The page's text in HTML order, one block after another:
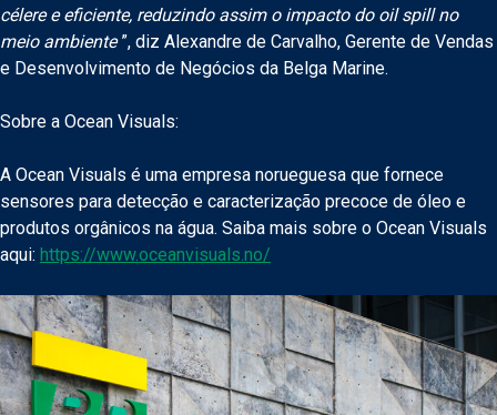
célere e eficiente, reduzindo assim o impacto do oil spill no
meio ambiente”, diz Alexandre de Carvalho, Gerente de Vendas
e Desenvolvimento de Negócios da Belga Marine.
Sobre a Ocean Visuals:
A Ocean Visuals é uma empresa norueguesa que fornece
sensores para detecção e caracterização precoce de óleo e
produtos orgânicos na água. Saiba mais sobre o Ocean Visuals
aqui: https://www.oceanvisuals.no/